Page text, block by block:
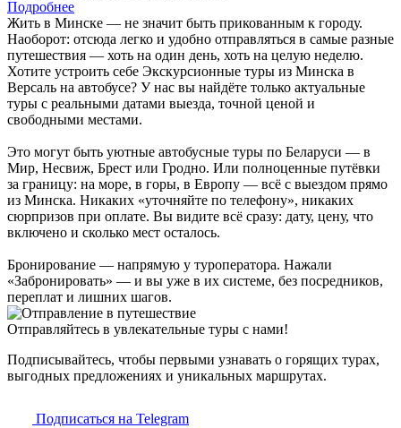
Подробнее
Жить в Минске — не значит быть прикованным к городу.
Наоборот: отсюда легко и удобно отправляться в самые разные
путешествия — хоть на один день, хоть на целую неделю.
Хотите устроить себе Экскурсионные туры из Минска в
Версаль на автобусе? У нас вы найдёте только актуальные
туры с реальными датами выезда, точной ценой и
свободными местами.
Это могут быть уютные автобусные туры по Беларуси — в
Мир, Несвиж, Брест или Гродно. Или полноценные путёвки
за границу: на море, в горы, в Европу — всё с выездом прямо
из Минска. Никаких «уточняйте по телефону», никаких
сюрпризов при оплате. Вы видите всё сразу: дату, цену, что
включено и сколько мест осталось.
Бронирование — напрямую у туроператора. Нажали
«Забронировать» — и вы уже в их системе, без посредников,
переплат и лишних шагов.
Отправляйтесь в увлекательные туры с нами!
Подписывайтесь, чтобы первыми узнавать о горящих турах,
выгодных предложениях и уникальных маршрутах.
Подписаться на Telegram